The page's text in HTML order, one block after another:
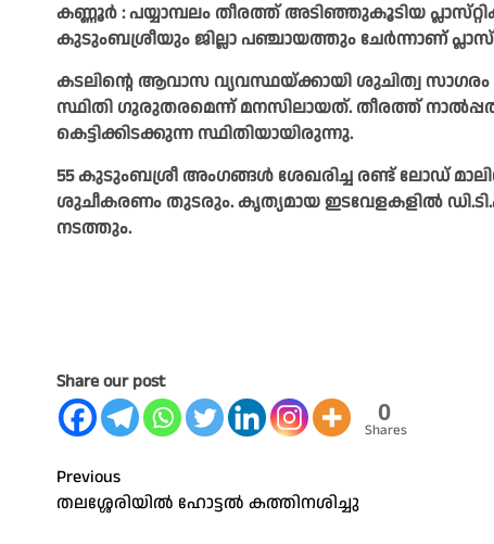
കണ്ണൂർ : പയ്യാമ്പലം തീരത്ത്‌ അടിഞ്ഞുകൂടിയ
കുടുംബശ്രീയും ജില്ലാ പഞ്ചായത്തും ചേർന്നാണ്‌
കടലിന്റെ ആവാസ വ്യവസ്ഥയ്‌ക്കായി ശുചിത്വ സാഗരം
സ്ഥിതി ഗുരുതരമെന്ന്‌ മനസിലായത്‌. തീരത്ത്‌
കെട്ടിക്കിടക്കുന്ന സ്ഥിതിയായിരുന്നു. ‌
55 കുടുംബശ്രീ അംഗങ്ങൾ ശേഖരിച്ച രണ്ട്‌ ലോഡ്‌
ശുചീകരണം തുടരും. കൃത്യമായ ഇടവേളകളിൽ
നടത്തും.
Share our post
0
Shares
Post
navigation
Previous
തലശ്ശേരിയിൽ ഹോട്ടൽ കത്തിനശിച്ചു